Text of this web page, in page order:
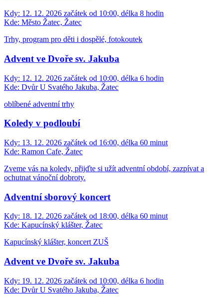
Kdy: 12. 12. 2026 začátek od 10:00, délka 8 hodin
Kde: Město Žatec, Žatec
Trhy, program pro děti i dospělé, fotokoutek
Advent ve Dvoře sv. Jakuba
Kdy: 12. 12. 2026 začátek od 10:00, délka 6 hodin
Kde: Dvůr U Svatého Jakuba, Žatec
oblíbené adventní trhy
Koledy v podloubí
Kdy: 13. 12. 2026 začátek od 16:00, délka 60 minut
Kde: Ramon Cafe, Žatec
Zveme vás na koledy, přijďte si užít adventní období, zazpívat a
ochutnat vánoční dobroty.
Adventní sborový koncert
Kdy: 18. 12. 2026 začátek od 18:00, délka 60 minut
Kde: Kapucínský klášter, Žatec
Kapucínský klášter, koncert ZUŠ
Advent ve Dvoře sv. Jakuba
Kdy: 19. 12. 2026 začátek od 10:00, délka 6 hodin
Kde: Dvůr U Svatého Jakuba, Žatec